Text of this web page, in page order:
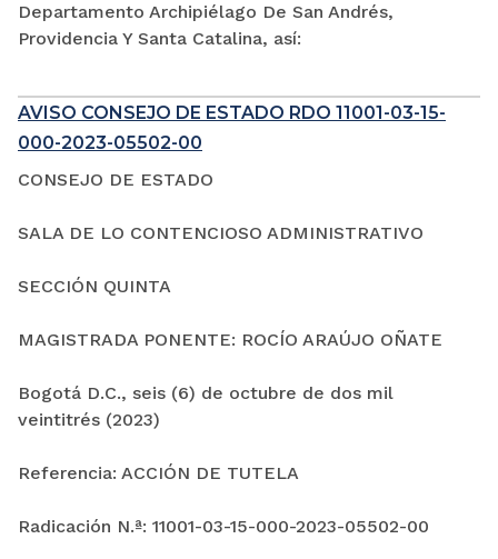
Departamento Archipiélago De San Andrés,
Providencia Y Santa Catalina, así:
AVISO CONSEJO DE ESTADO RDO 11001-03-15-
000-2023-05502-00
CONSEJO DE ESTADO
SALA DE LO CONTENCIOSO ADMINISTRATIVO
SECCIÓN QUINTA
MAGISTRADA PONENTE: ROCÍO ARAÚJO OÑATE
Bogotá D.C., seis (6) de octubre de dos mil
veintitrés (2023)
Referencia: ACCIÓN DE TUTELA
Radicación N.ª: 11001-03-15-000-2023-05502-00